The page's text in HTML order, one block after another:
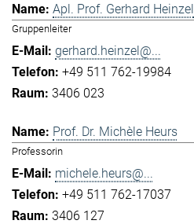
Apl. Prof. Gerhard Heinzel
Gruppenleiter
gerhard.heinzel@...
+49 511 762-19984
3406 023
Prof. Dr. Michèle Heurs
Professorin
michele.heurs@...
+49 511 762-17037
3406 127